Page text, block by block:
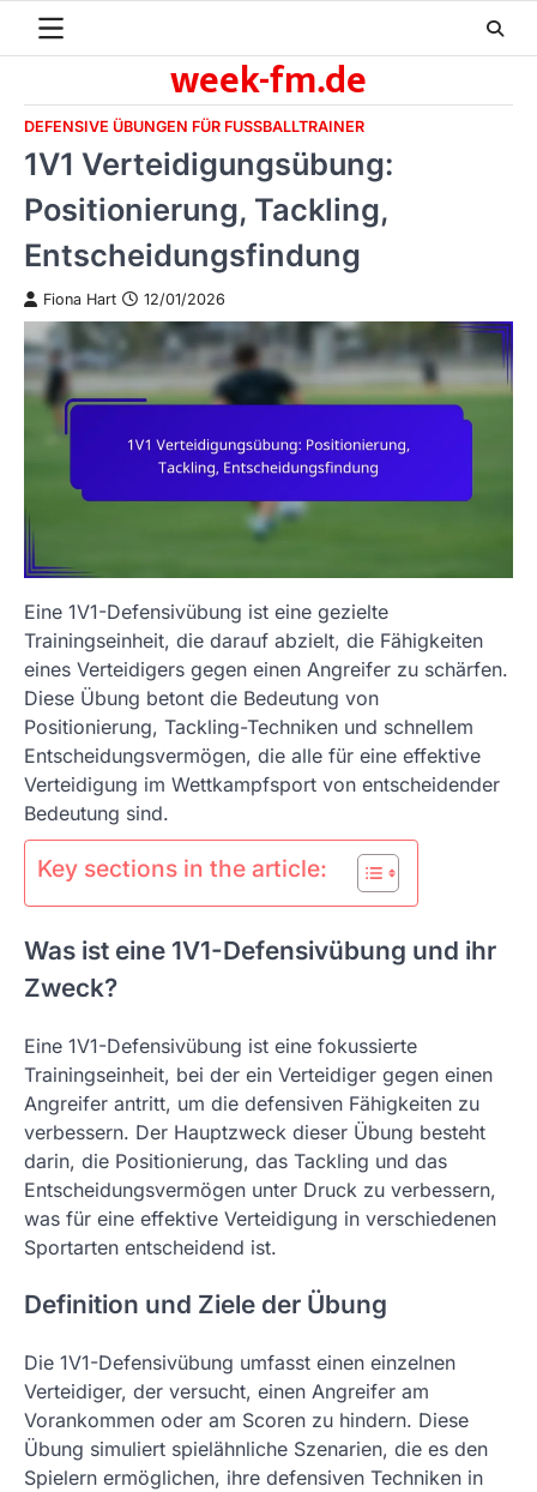
week-fm.de
DEFENSIVE ÜBUNGEN FÜR FUSSBALLTRAINER
1V1 Verteidigungsübung:
Positionierung, Tackling,
Entscheidungsfindung
Fiona Hart 12/01/2026
Eine 1V1-Defensivübung ist eine gezielte
Trainingseinheit, die darauf abzielt, die Fähigkeiten
eines Verteidigers gegen einen Angreifer zu schärfen.
Diese Übung betont die Bedeutung von
Positionierung, Tackling-Techniken und schnellem
Entscheidungsvermögen, die alle für eine effektive
Verteidigung im Wettkampfsport von entscheidender
Bedeutung sind.
Key sections in the article:
Was ist eine 1V1-Defensivübung und ihr
Zweck?
Eine 1V1-Defensivübung ist eine fokussierte
Trainingseinheit, bei der ein Verteidiger gegen einen
Angreifer antritt, um die defensiven Fähigkeiten zu
verbessern. Der Hauptzweck dieser Übung besteht
darin, die Positionierung, das Tackling und das
Entscheidungsvermögen unter Druck zu verbessern,
was für eine effektive Verteidigung in verschiedenen
Sportarten entscheidend ist.
Definition und Ziele der Übung
Die 1V1-Defensivübung umfasst einen einzelnen
Verteidiger, der versucht, einen Angreifer am
Vorankommen oder am Scoren zu hindern. Diese
Übung simuliert spielähnliche Szenarien, die es den
Spielern ermöglichen, ihre defensiven Techniken in